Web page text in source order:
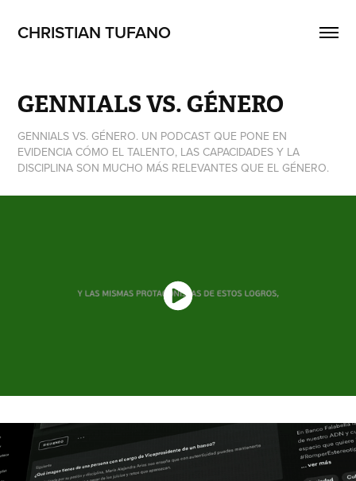
CHRISTIAN TUFANO
GENNIALS VS. GÉNERO
GENNIALS VS. GÉNERO. UN PODCAST QUE PONE EN
EVIDENCIA CÓMO EL TALENTO, LAS CAPACIDADES Y LA
DISCIPLINA SON MUCHO MÁS RELEVANTES QUE EL GÉNERO.